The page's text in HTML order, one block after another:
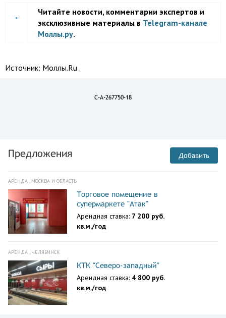
Читайте новости, комментарии экспертов и
эксклюзивные материалы в Telegram-канале
Моллы.ру.
Источник: Моллы.Ru .
C-A-267750-18
Предложения Добавить
АРЕНДА , МОСКВА И ОБЛАСТЬ
Торговое помещение в
супермаркете "Атак"
Арендная ставка: 7 200 руб.
кв.м./год
АРЕНДА , ЧЕЛЯБИНСК
КТК "Северо-западный"
Арендная ставка: 4 800 руб.
кв.м./год